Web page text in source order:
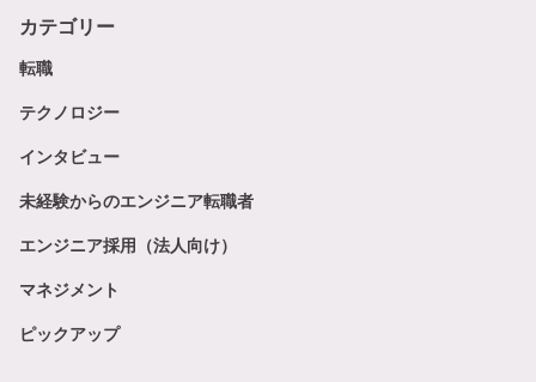
カテゴリー
転職
テクノロジー
インタビュー
未経験からのエンジニア転職者
エンジニア採用（法人向け）
マネジメント
ピックアップ